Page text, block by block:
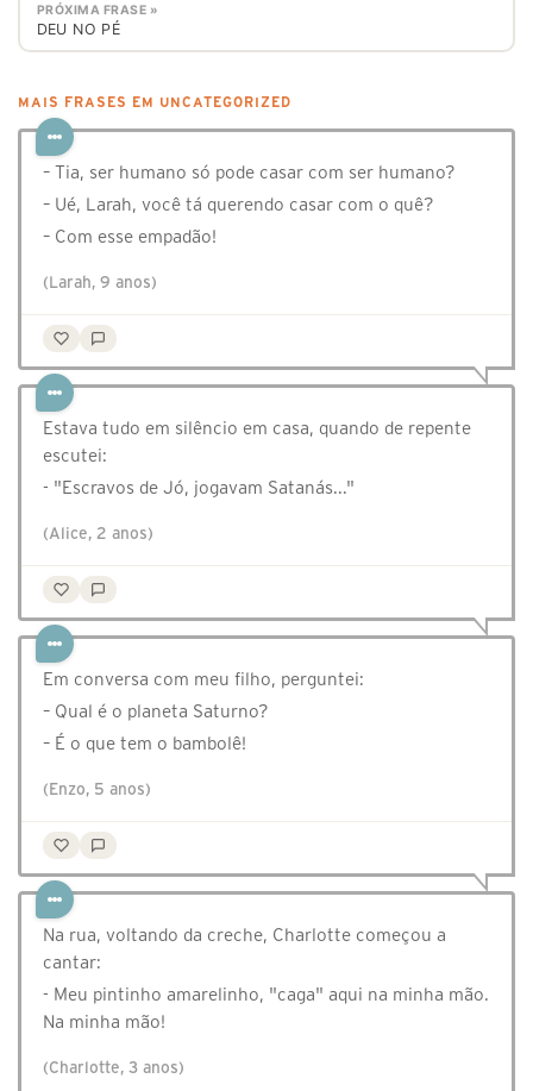
PRÓXIMA FRASE »
DEU NO PÉ
MAIS FRASES EM UNCATEGORIZED
– Tia, ser humano só pode casar com ser humano?
– Ué, Larah, você tá querendo casar com o quê?
– Com esse empadão!
(Larah, 9 anos)
Estava tudo em silêncio em casa, quando de repente
escutei:
- "Escravos de Jó, jogavam Satanás..."
(Alice, 2 anos)
Em conversa com meu filho, perguntei:
– Qual é o planeta Saturno?
– É o que tem o bambolê!
(Enzo, 5 anos)
Na rua, voltando da creche, Charlotte começou a
cantar:
- Meu pintinho amarelinho, "caga" aqui na minha mão.
Na minha mão!
(Charlotte, 3 anos)